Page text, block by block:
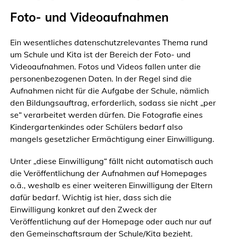
Foto- und Videoaufnahmen
Ein wesentliches datenschutzrelevantes Thema rund
um Schule und Kita ist der Bereich der Foto- und
Videoaufnahmen. Fotos und Videos fallen unter die
personenbezogenen Daten. In der Regel sind die
Aufnahmen nicht für die Aufgabe der Schule, nämlich
den Bildungsauftrag, erforderlich, sodass sie nicht „per
se“ verarbeitet werden dürfen. Die Fotografie eines
Kindergartenkindes oder Schülers bedarf also
mangels gesetzlicher Ermächtigung einer Einwilligung.
Unter „diese Einwilligung“ fällt nicht automatisch auch
die Veröffentlichung der Aufnahmen auf Homepages
o.ä., weshalb es einer weiteren Einwilligung der Eltern
dafür bedarf. Wichtig ist hier, dass sich die
Einwilligung konkret auf den Zweck der
Veröffentlichung auf der Homepage oder auch nur auf
den Gemeinschaftsraum der Schule/Kita bezieht.